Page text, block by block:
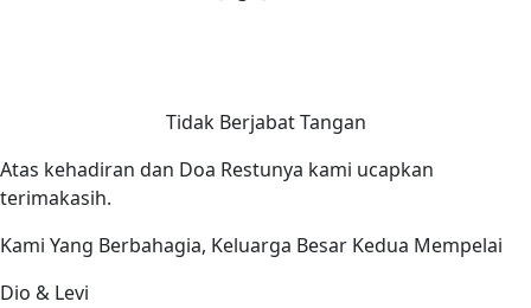
Tidak Berjabat Tangan
Atas kehadiran dan Doa Restunya kami ucapkan
terimakasih.
Kami Yang Berbahagia, Keluarga Besar Kedua Mempelai
Dio & Levi